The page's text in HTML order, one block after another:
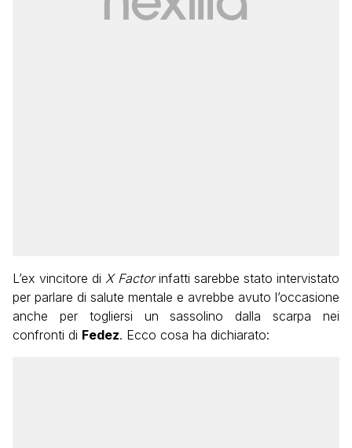
L’ex vincitore di X Factorinfatti sarebbe stato intervistato
per parlare di salute mentale e avrebbe avuto l’occasione
anche per togliersi un sassolino dalla scarpa nei
confronti di Fedez. Ecco cosa ha dichiarato: